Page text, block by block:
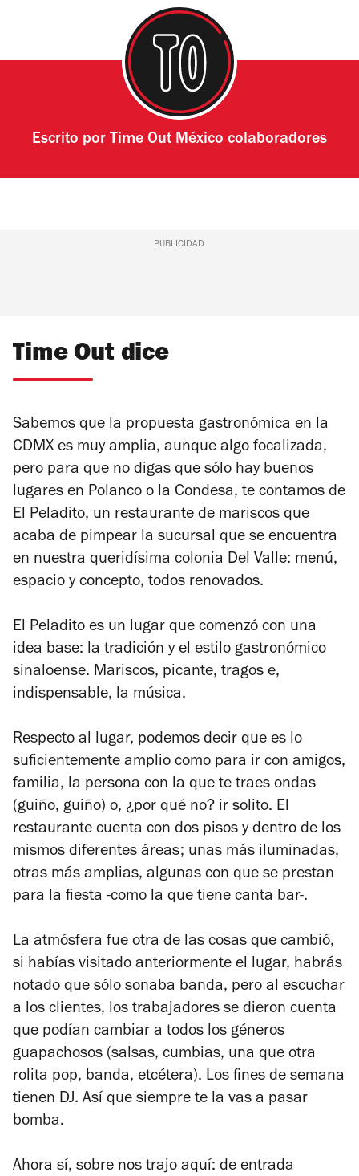
Escrito por Time Out México colaboradores
PUBLICIDAD
Time Out dice
Sabemos que la propuesta gastronómica en la
CDMX es muy amplia, aunque algo focalizada,
pero para que no digas que sólo hay buenos
lugares en Polanco o la Condesa, te contamos de
El Peladito, un restaurante de mariscos que
acaba de pimpear la sucursal que se encuentra
en nuestra queridísima colonia Del Valle: menú,
espacio y concepto, todos renovados.
El Peladito es un lugar que comenzó con una
idea base: la tradición y el estilo gastronómico
sinaloense. Mariscos, picante, tragos e,
indispensable, la música.
Respecto al lugar, podemos decir que es lo
suficientemente amplio como para ir con amigos,
familia, la persona con la que te traes ondas
(guiño, guiño) o, ¿por qué no? ir solito. El
restaurante cuenta con dos pisos y dentro de los
mismos diferentes áreas; unas más iluminadas,
otras más amplias, algunas con que se prestan
para la fiesta -como la que tiene canta bar-.
La atmósfera fue otra de las cosas que cambió,
si habías visitado anteriormente el lugar, habrás
notado que sólo sonaba banda, pero al escuchar
a los clientes, los trabajadores se dieron cuenta
que podían cambiar a todos los géneros
guapachosos (salsas, cumbias, una que otra
rolita pop, banda, etcétera). Los fines de semana
tienen DJ. Así que siempre te la vas a pasar
bomba.
Ahora sí, sobre nos trajo aquí: de entrada